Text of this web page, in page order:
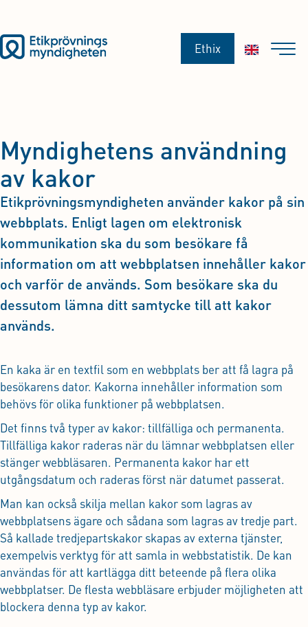
Ethix
Myndighetens användning
av kakor
Etikprövningsmyndigheten använder kakor på sin
webbplats. Enligt lagen om elektronisk
kommunikation ska du som besökare få
information om att webbplatsen innehåller kakor
och varför de används. Som besökare ska du
dessutom lämna ditt samtycke till att kakor
används.
En kaka är en textfil som en webbplats ber att få lagra på
besökarens dator. Kakorna innehåller information som
behövs för olika funktioner på webbplatsen.
Det finns två typer av kakor: tillfälliga och permanenta.
Tillfälliga kakor raderas när du lämnar webbplatsen eller
stänger webbläsaren. Permanenta kakor har ett
utgångsdatum och raderas först när datumet passerat.
Man kan också skilja mellan kakor som lagras av
webbplatsens ägare och sådana som lagras av tredje part.
Så kallade tredjepartskakor skapas av externa tjänster,
exempelvis verktyg för att samla in webbstatistik. De kan
användas för att kartlägga ditt beteende på flera olika
webbplatser. De flesta webbläsare erbjuder möjligheten att
blockera denna typ av kakor.